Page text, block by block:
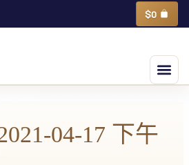
$0
物
籃
選
單
04-17 下午